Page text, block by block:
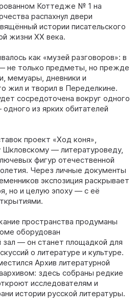
Коттедже № 1 на
распахнул двери
истории писательского
жизни XX века.
как «музей разговоров»: в
не только предметы, но прежде
мемуары, дневники и
жил и творил в Переделкине.
сосредоточена вокруг одного
из ярких обитателей
проект «Ход коня»,
— литературоведу,
фигур отечественной
Через личные документы
экспозиция раскрывает
но и целую эпоху — с её
пространства продуманы
оборудован
зал — он станет площадкой для
о литературе и культуре.
Архив литературной
здесь собраны редкие
исследователям и
истории русской литературы.